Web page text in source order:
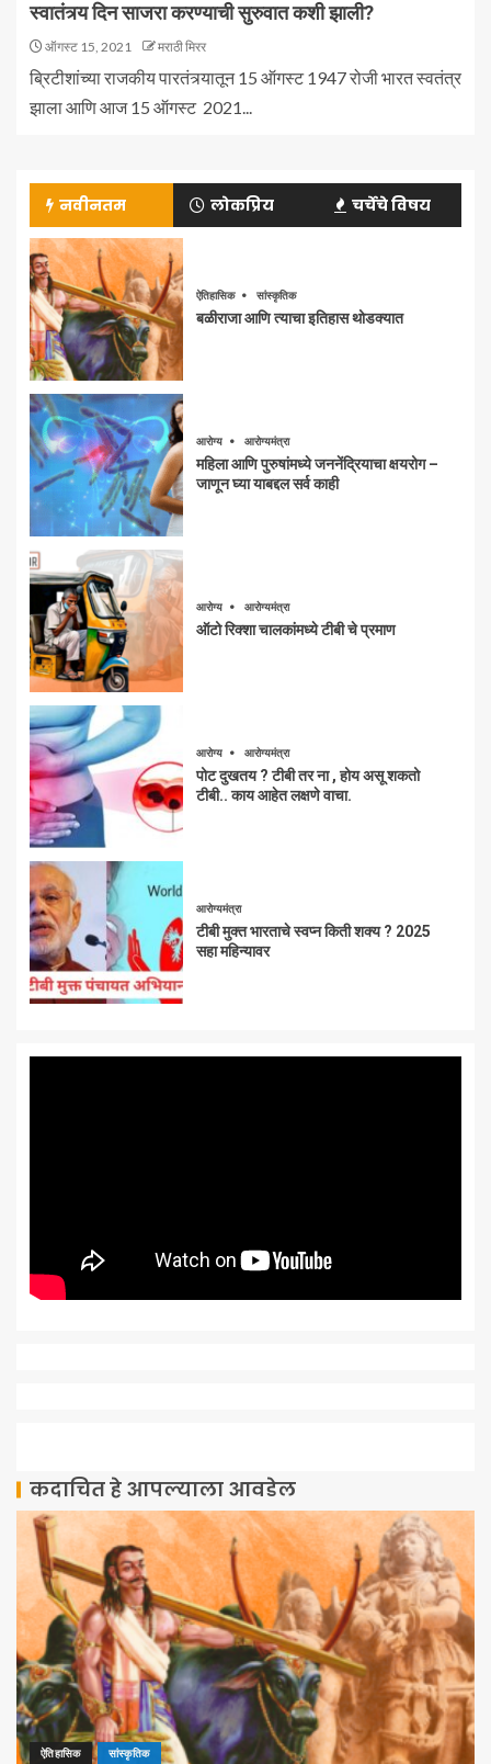
स्वातंत्र्य दिन साजरा करण्याची सुरुवात कशी झाली?
ऑगस्ट 15, 2021 मराठी मिरर
ब्रिटीशांच्या राजकीय पारतंत्र्यातून 15 ऑगस्ट 1947 रोजी भारत स्वतंत्र
झाला आणि आज 15 ऑगस्ट 2021...
नवीनतम लोकप्रिय चर्चेचे विषय
ऐतिहासिक सांस्कृतिक
बळीराजा आणि त्याचा इतिहास थोडक्यात
आरोग्य आरोग्यमंत्रा
महिला आणि पुरुषांमध्ये जननेंद्रियाचा क्षयरोग –
जाणून घ्या याबद्दल सर्व काही
आरोग्य आरोग्यमंत्रा
ऑटो रिक्शा चालकांमध्ये टीबी चे प्रमाण
आरोग्य आरोग्यमंत्रा
पोट दुखतय ? टीबी तर ना , होय असू शकतो
टीबी.. काय आहेत लक्षणे वाचा.
आरोग्यमंत्रा
टीबी मुक्त भारताचे स्वप्न किती शक्य ? 2025
सहा महिन्यावर
कदाचित हे आपल्याला आवडेल
ऐतिहासिक सांस्कृतिक